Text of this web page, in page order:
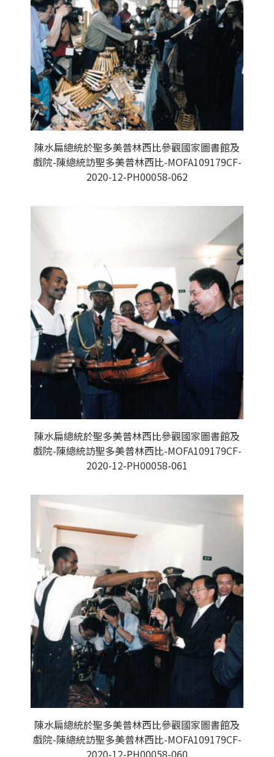
陳水扁總統於聖多美普林西比參觀國家圖書館及
戲院-陳總統訪聖多美普林西比-MOFA109179CF-
2020-12-PH00058-062
陳水扁總統於聖多美普林西比參觀國家圖書館及
戲院-陳總統訪聖多美普林西比-MOFA109179CF-
2020-12-PH00058-061
陳水扁總統於聖多美普林西比參觀國家圖書館及
戲院-陳總統訪聖多美普林西比-MOFA109179CF-
2020-12-PH00058-060